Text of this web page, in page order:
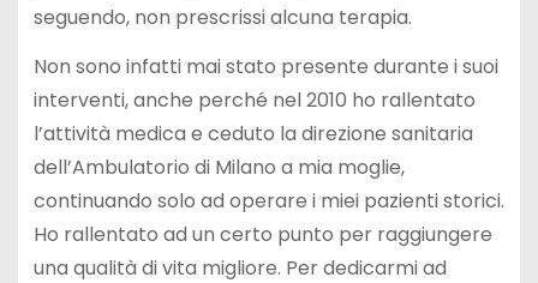
seguendo, non prescrissi alcuna terapia.
Non sono infatti mai stato presente durante i suoi
interventi, anche perché nel 2010 ho rallentato
l’attività medica e ceduto la direzione sanitaria
dell’Ambulatorio di Milano a mia moglie,
continuando solo ad operare i miei pazienti storici.
Ho rallentato ad un certo punto per raggiungere
una qualità di vita migliore. Per dedicarmi ad